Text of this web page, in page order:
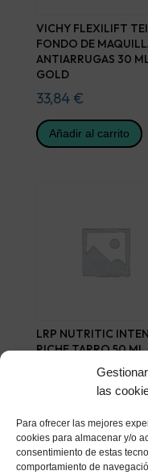
las
Para ofrecer las mejores
cookies para almacenar y/o
consentimiento de estas
comportamiento de
VICHY FLEXILIFT
FONDO DE
ANTIARRUGAS 30
GOLD
33,84 €
Añadir al carrito
LRP NUTRITIC
RICHE TARRO 50 ML